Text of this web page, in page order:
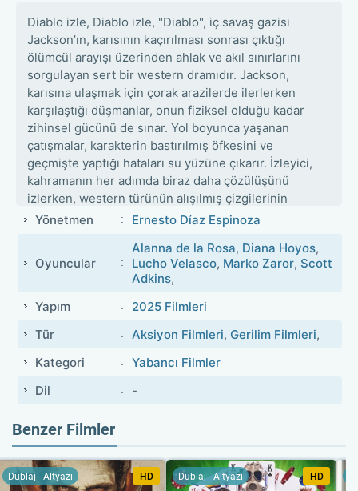
Diablo izle, Diablo izle, "Diablo", iç savaş gazisi
Jackson’ın, karısının kaçırılması sonrası çıktığı
ölümcül arayışı üzerinden ahlak ve akıl sınırlarını
sorgulayan sert bir western dramıdır. Jackson,
karısına ulaşmak için çorak arazilerde ilerlerken
karşılaştığı düşmanlar, onun fiziksel olduğu kadar
zihinsel gücünü de sınar. Yol boyunca yaşanan
çatışmalar, karakterin bastırılmış öfkesini ve
geçmişte yaptığı hataları su yüzüne çıkarır. İzleyici,
kahramanın her adımda biraz daha çözülüşünü
izlerken, western türünün alışılmış çizgilerinin
ötesine geçen psikolojik bir derinlikle karşılaşır. Film,
Yönetmen Ernesto Díaz Espinoza
Oyuncular
Alanna de la Rosa, Diana Hoyos,
Lucho Velasco, Marko Zaror, Scott
Adkins,
Yapım
2025 Filmleri
Tür
Aksiyon Filmleri, Gerilim Filmleri,
Kategori
Yabancı Filmler
Dil
-
Benzer Filmler
Dublaj - Altyazı HD Dublaj - Altyazı HD